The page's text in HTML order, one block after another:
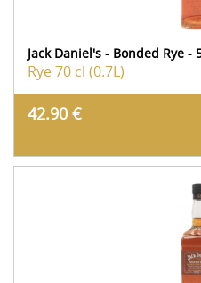
Jack Daniel's - Bonded Rye -
Rye70 cl (0.7L)
42.90 €